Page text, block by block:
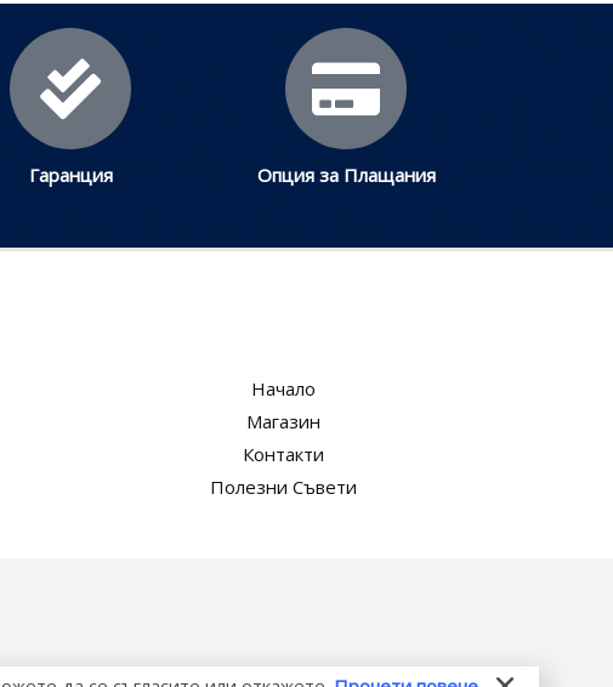
Гаранция Опция за Плащания
Начало
Магазин
Контакти
Полезни Съвети